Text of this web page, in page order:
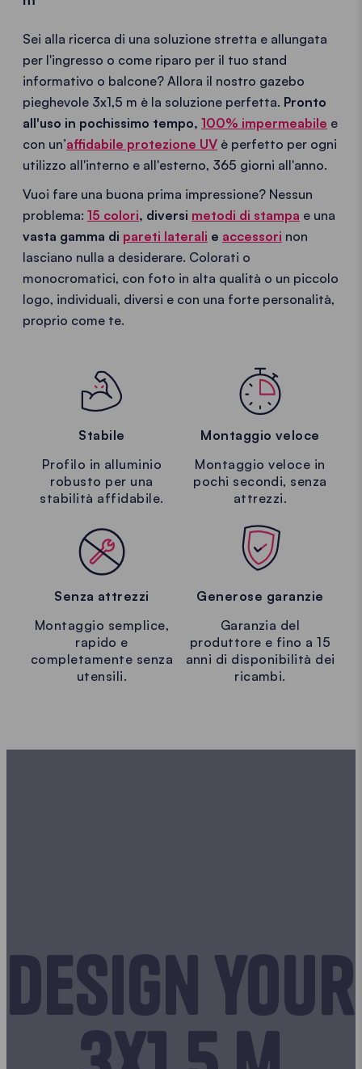
Sei alla ricerca di una soluzione stretta e allungata
per l'ingresso o come riparo per il tuo stand
informativo o balcone? Allora il nostro gazebo
pieghevole 3x1,5 m è la soluzione perfetta. Pronto
all'uso in pochissimo tempo, 100% impermeabile e
con un’affidabile protezione UV è perfetto per ogni
utilizzo all'interno e all'esterno, 365 giorni all'anno.
Vuoi fare una buona prima impressione? Nessun
problema: 15 colori, diversi metodi di stampa e una
vasta gamma di pareti laterali e accessori non
lasciano nulla a desiderare. Colorati o
monocromatici, con foto in alta qualità o un piccolo
logo, individuali, diversi e con una forte personalità,
proprio come te.
Stabile
Profilo in alluminio
robusto per una
stabilità affidabile.
Montaggio veloce
Montaggio veloce in
pochi secondi, senza
attrezzi.
Senza attrezzi
Montaggio semplice,
rapido e
completamente senza
utensili.
Generose garanzie
Garanzia del
produttore e fino a 15
anni di disponibilità dei
ricambi.
Design your